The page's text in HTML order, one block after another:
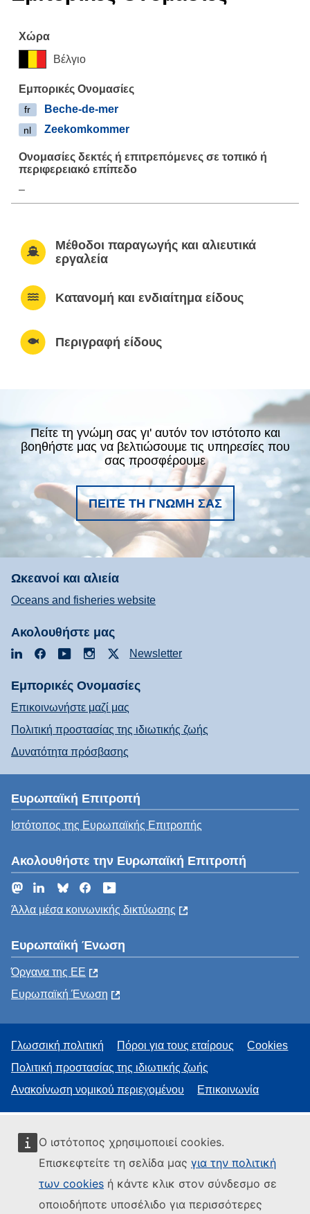
Ο ιστότοπος χρησιμοποιεί cookies.
Επισκεφτείτε τη σελίδα μας για την πολιτική
των cookies ή κάντε κλικ στον σύνδεσμο σε
οποιοδήποτε υποσέλιδο για περισσότερες
Βέλγιο
fr Beche-de-mer
nl Zeekomkommer
–
Μέθοδοι παραγωγής και αλιευτικά
εργαλεία
Κατανομή και ενδιαίτημα είδους
Περιγραφή είδους
Πείτε τη γνώμη σας γι' αυτόν τον ιστότοπο και
βοηθήστε μας να βελτιώσουμε τις υπηρεσίες που
σας προσφέρουμε
ΠΕΊΤΕ ΤΗ ΓΝΏΜΗ ΣΑΣ
Ωκεανοί και αλιεία
Oceans and fisheries website
Ακολουθήστε μας
LinkedInFacebookYouTubeInstagramNewsletter
Εμπορικές Ονομασίες
Επικοινωνήστε μαζί μας
Πολιτική προστασίας της ιδιωτικής ζωής
Δυνατότητα πρόσβασης
Ευρωπαϊκή Επιτροπή
Ιστότοπος της Ευρωπαϊκής Επιτροπής
Ακολουθήστε την Ευρωπαϊκή Επιτροπή
MastodonLinkedInBlueskyFacebook
Άλλα μέσα κοινωνικής δικτύωσης
Ευρωπαϊκή Ένωση
Όργανα της ΕΕ
Ευρωπαϊκή Ένωση
Γλωσσική πολιτική Πόροι για τους εταίρους
Cookies
Πολιτική προστασίας της ιδιωτικής ζωής
Ανακοίνωση νομικού περιεχομένου
Επικοινωνία